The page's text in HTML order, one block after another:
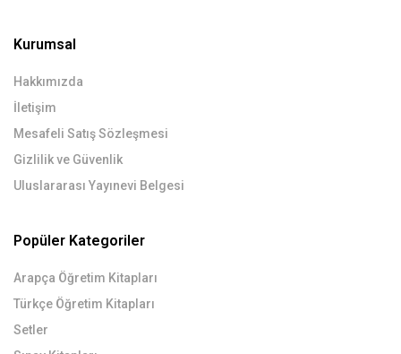
Kurumsal
Hakkımızda
İletişim
Mesafeli Satış Sözleşmesi
Gizlilik ve Güvenlik
Uluslararası Yayınevi Belgesi
Popüler Kategoriler
Arapça Öğretim Kitapları
Türkçe Öğretim Kitapları
Setler